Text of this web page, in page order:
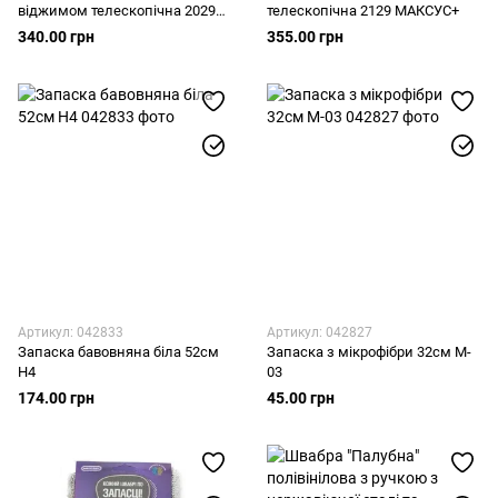
віджимом телескопічна 2029
МАКСУС+
340.00 грн
телескопічна 2129 МАКСУС+
355.00 грн
Артикул: 042833
Запаска бавовняна біла 52см
H4
174.00 грн
Артикул: 042827
Запаска з мікрофібри 32см M-
03
45.00 грн